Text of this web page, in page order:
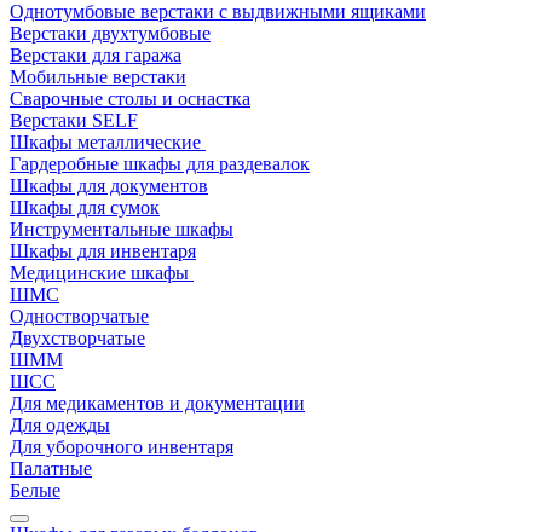
Однотумбовые верстаки с выдвижными ящиками
Верстаки двухтумбовые
Верстаки для гаража
Мобильные верстаки
Сварочные столы и оснастка
Верстаки SELF
Шкафы металлические
Гардеробные шкафы для раздевалок
Шкафы для документов
Шкафы для сумок
Инструментальные шкафы
Шкафы для инвентаря
Медицинские шкафы
ШМС
Одностворчатые
Двухстворчатые
ШММ
ШСС
Для медикаментов и документации
Для одежды
Для уборочного инвентаря
Палатные
Белые